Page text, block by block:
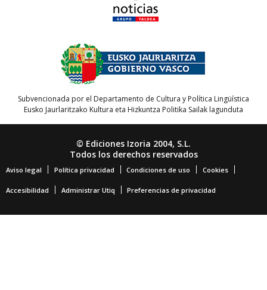
Subvencionada por el Departamento de Cultura y Política Lingüística
Eusko Jaurlaritzako Kultura eta Hizkuntza Politika Sailak lagunduta
© Ediciones Izoria 2004, S.L.
Todos los derechos reservados
Aviso legal Política privacidad Condiciones de uso Cookies
Accesibilidad Administrar Utiq Preferencias de privacidad